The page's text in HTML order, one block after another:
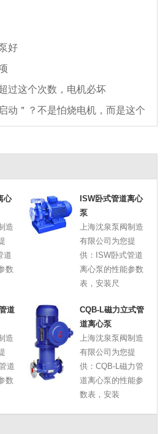
好
过这个次数，电机必坏
动＂？不是怕烧电机，而是这个
心
造
道
数
ISW卧式管道离心
泵
上海沈泉泵阀制造
有限公司为您提
供：ISW卧式管道
离心泵的性能参数
表，安装尺
道
造
道
数
CQB-L磁力立式管
道离心泵
上海沈泉泵阀制造
有限公司为您提
供：CQB-L磁力管
道离心泵的性能参
数表，安装